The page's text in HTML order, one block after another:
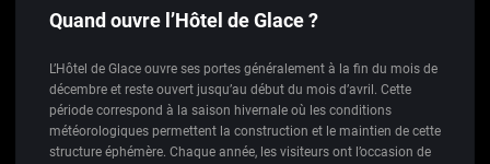
Quand ouvre l’Hôtel de Glace ?
L’Hôtel de Glace ouvre ses portes généralement à la fin du mois de
décembre et reste ouvert jusqu’au début du mois d’avril. Cette
période correspond à la saison hivernale où les conditions
météorologiques permettent la construction et le maintien de cette
structure éphémère. Chaque année, les visiteurs ont l’occasion de